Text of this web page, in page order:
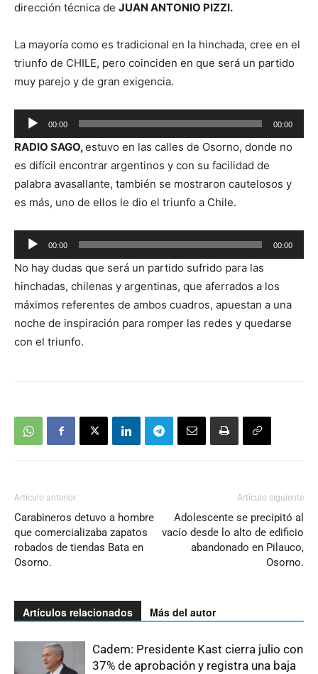
dirección técnica de JUAN ANTONIO PIZZI.
La mayoría como es tradicional en la hinchada, cree en el
triunfo de CHILE, pero coinciden en que será un partido
muy parejo y de gran exigencia.
Reproductor
de
audio
00:00 00:00
RADIO SAGO,estuvo en las calles de Osorno, donde no
es difícil encontrar argentinos y con su facilidad de
palabra avasallante, también se mostraron cautelosos y
es más, uno de ellos le dio el triunfo a Chile.
Reproductor
de
audio
00:00 00:00
No hay dudas que será un partido sufrido para las
hinchadas, chilenas y argentinas, que aferrados a los
máximos referentes de ambos cuadros, apuestan a una
noche de inspiración para romper las redes y quedarse
con el triunfo.
Artículo anterior
Carabineros detuvo a hombre
que comercializaba zapatos
robados de tiendas Bata en
Osorno.
Artículo siguiente
Adolescente se precipitó al
vacío desde lo alto de edificio
abandonado en Pilauco,
Osorno.
Artículos relacionados Más del autor
Cadem: Presidente Kast cierra julio con
37% de aprobación y registra una baja